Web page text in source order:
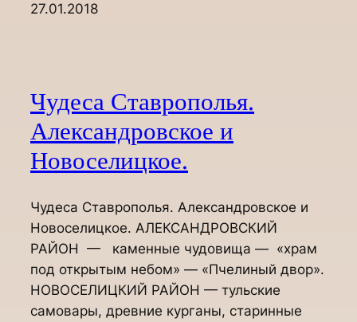
27.01.2018
Чудеса Ставрополья.
Александровское и
Новоселицкое.
Чудеса Ставрополья. Александровское и
Новоселицкое. АЛЕКСАНДРОВСКИЙ
РАЙОН — каменные чудовища — «храм
под открытым небом» — «Пчелиный двор».
НОВОСЕЛИЦКИЙ РАЙОН — тульские
самовары, древние курганы, старинные